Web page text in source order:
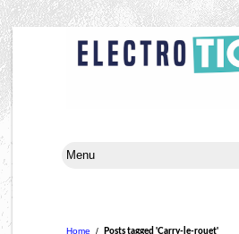
Home / Posts tagged 'Carry-le-rouet'